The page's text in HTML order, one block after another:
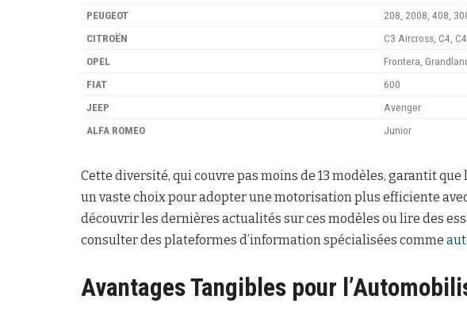
PEUGEOT
208, 2008, 408,
CITROËN
C3 Aircross, C4,
OPEL
Frontera,
FIAT
600
JEEP
Avenger
ALFA ROMEO
Junior
Cette diversité, qui couvre pas moins de 13 modèles, garantit
un vaste choix pour adopter une motorisation plus efficiente
découvrir les dernières actualités sur ces modèles ou lire des
consulter des plateformes d’information spécialisées comme
Avantages Tangibles pour